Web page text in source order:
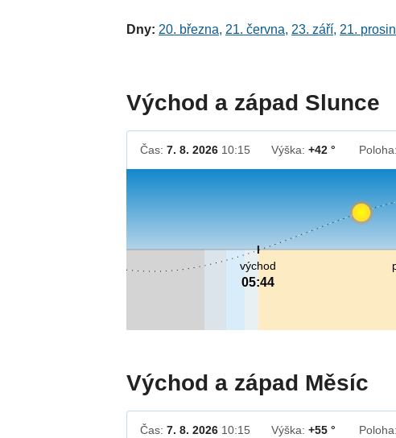
Dny: 20. března, 21. června, 23. září, 21.
Východ a západ Slunce
Čas:7. 8. 2026 10:15 Výška:+42 ° Poloha:
východ
05:44
Východ a západ Měsíc
Čas:7. 8. 2026 10:15 Výška:+55 ° Poloha: